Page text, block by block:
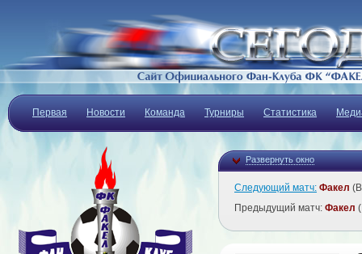
Первая Новости Команда Турниры Статистика
Развернуть окно
Следующий матч: Факел
Предыдущий матч: Факел